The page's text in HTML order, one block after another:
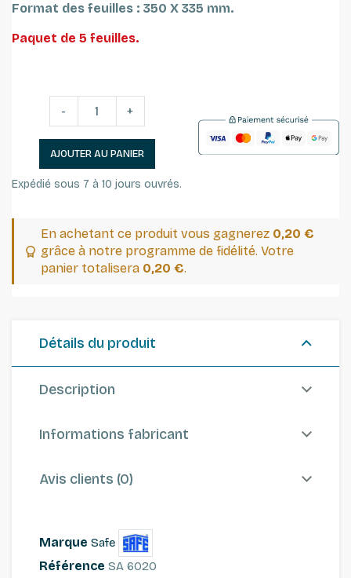
Format des feuilles : 350 X 335 mm.
Paquet de 5 feuilles.
- +
AJOUTER AU PANIER
Expédié sous 7 à 10 jours ouvrés.
En achetant ce produit vous gagnerez 0,20 €
grâce à notre programme de fidélité. Votre
panier totalisera 0,20 €.
Détails du produit
Description
Informations fabricant
Avis clients (0)
Marque Safe
Référence SA 6020